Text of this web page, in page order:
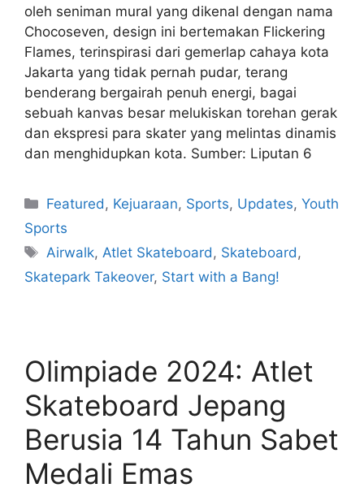
oleh seniman mural yang dikenal dengan nama
Chocoseven, design ini bertemakan Flickering
Flames, terinspirasi dari gemerlap cahaya kota
Jakarta yang tidak pernah pudar, terang
benderang bergairah penuh energi, bagai
sebuah kanvas besar melukiskan torehan gerak
dan ekspresi para skater yang melintas dinamis
dan menghidupkan kota. Sumber: Liputan 6
Featured , Kejuaraan, Sports, Updates,Youth
Sports
Airwalk, Atlet Skateboard , Skateboard ,
Skatepark Takeover, Start with a Bang!
Olimpiade 2024: Atlet
Skateboard Jepang
Berusia 14 Tahun Sabet
Medali Emas